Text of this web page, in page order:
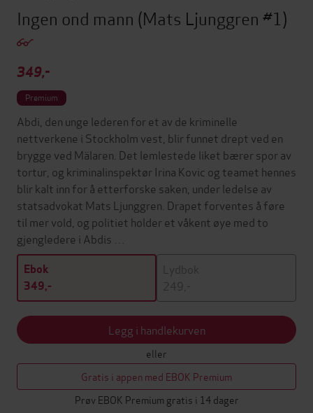
Ingen ond mann (Mats Ljunggren #1)
349,-
Premium
Abdi, den unge lederen for et av de kriminelle
nettverkene i Stockholm vest, blir funnet drept ved en
brygge ved Mälaren. Det lemlestede liket bærer spor av
tortur, og kriminalinspektør Irina Kovic og teamet hennes
blir kalt inn for å etterforske saken, under ledelse av
statsadvokat Mats Ljunggren. Drapet forventes å føre
til mer vold, og politiet holder et våkent øye med to
gjengledere i Abdis …
Ebok
349,-
Lydbok
249,-
Legg i handlekurven
eller
Gratis i appen med EBOK Premium
Prøv EBOK Premium gratis i 14 dager